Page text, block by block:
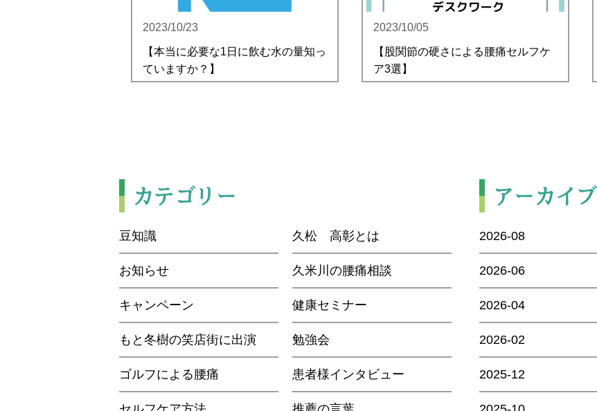
2023/10/23
【本当に必要な1日に飲む水の量知っ
ていますか？】
2023/10/05
【股関節の硬さによる腰痛セルフケ
ア3選】
カテゴリー
豆知識 久松 高彰とは
お知らせ 久米川の腰痛相談
キャンペーン 健康セミナー
もと冬樹の笑店街に出演 勉強会
ゴルフによる腰痛 患者様インタビュー
アーカイブ
2026-08
2026-06
2026-04
2026-02
2025-12